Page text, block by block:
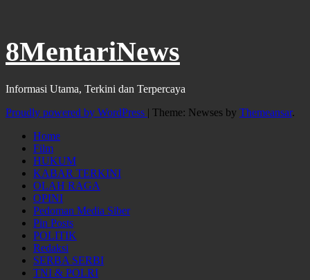
8MentariNews
Informasi Utama, Terkini dan Terpercaya
Proudly powered by WordPress | Theme: Newses by Themeansar.
Home
Film
HUKUM
KABAR TERKINI
OLAH RAGA
OPINI
Pedoman Media Siber
Pin Posts
POLITIK
Redaksi
SERBA SERBI
TNI & POLRI